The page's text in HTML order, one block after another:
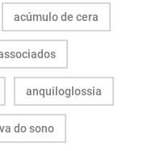
acúmulo de cera
anquiloglossia
do sono